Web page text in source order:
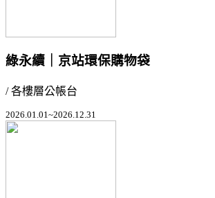
綠永續｜京站環保購物袋
/ 各樓層公帳台
2026.01.01~2026.12.31